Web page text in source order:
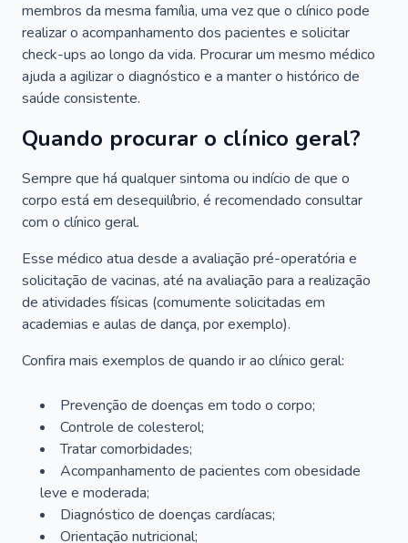
membros da mesma família, uma vez que o clínico pode
realizar o acompanhamento dos pacientes e solicitar
check-ups ao longo da vida. Procurar um mesmo médico
ajuda a agilizar o diagnóstico e a manter o histórico de
saúde consistente.
Quando procurar o clínico geral?
Sempre que há qualquer sintoma ou indício de que o
corpo está em desequilíbrio, é recomendado consultar
com o clínico geral.
Esse médico atua desde a avaliação pré-operatória e
solicitação de vacinas, até na avaliação para a realização
de atividades físicas (comumente solicitadas em
academias e aulas de dança, por exemplo).
Confira mais exemplos de quando ir ao clínico geral:
Prevenção de doenças em todo o corpo;
Controle de colesterol;
Tratar comorbidades;
Acompanhamento de pacientes com obesidade
leve e moderada;
Diagnóstico de doenças cardíacas;
Orientação nutricional;